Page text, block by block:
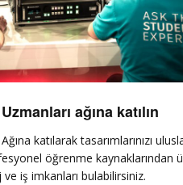
ağına katılın
katılarak tasarımlarınızı
öğrenme kaynaklarından
iş imkanları bulabilirsiniz.